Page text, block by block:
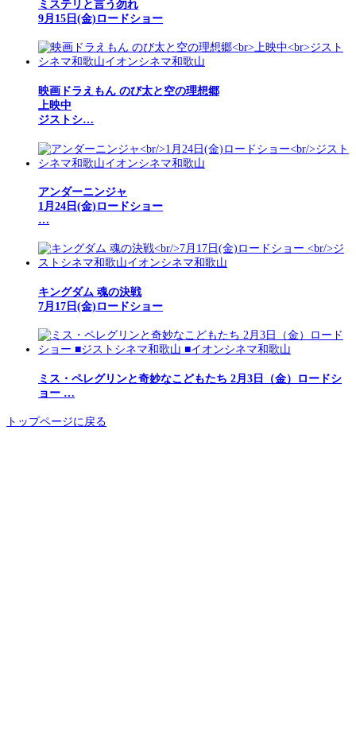
ミステリと言う勿れ
9月15日(金)ロードショー
映画ドラえもん のび太と空の理想郷
上映中
ジストシ…
アンダーニンジャ
1月24日(金)ロードショー
…
キングダム 魂の決戦
7月17日(金)ロードショー
ミス・ペレグリンと奇妙なこどもたち 2月3日（金）ロードシ
ョー …
トップページに戻る